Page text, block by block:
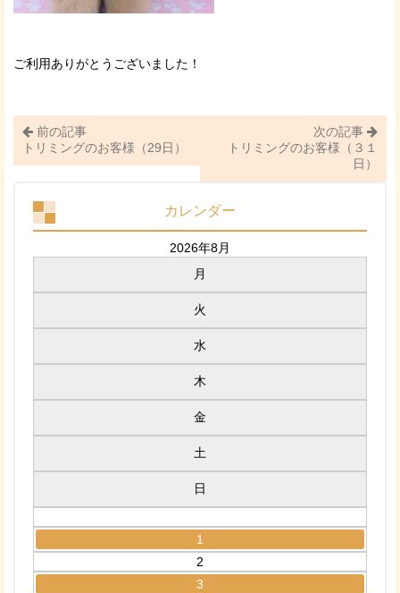
ご利用ありがとうございました！
前の記事
トリミングのお客様（29日）
次の記事
トリミングのお客様（３１
日）
カレンダー
2026年8月
月
火
水
木
金
土
日
1
2
3